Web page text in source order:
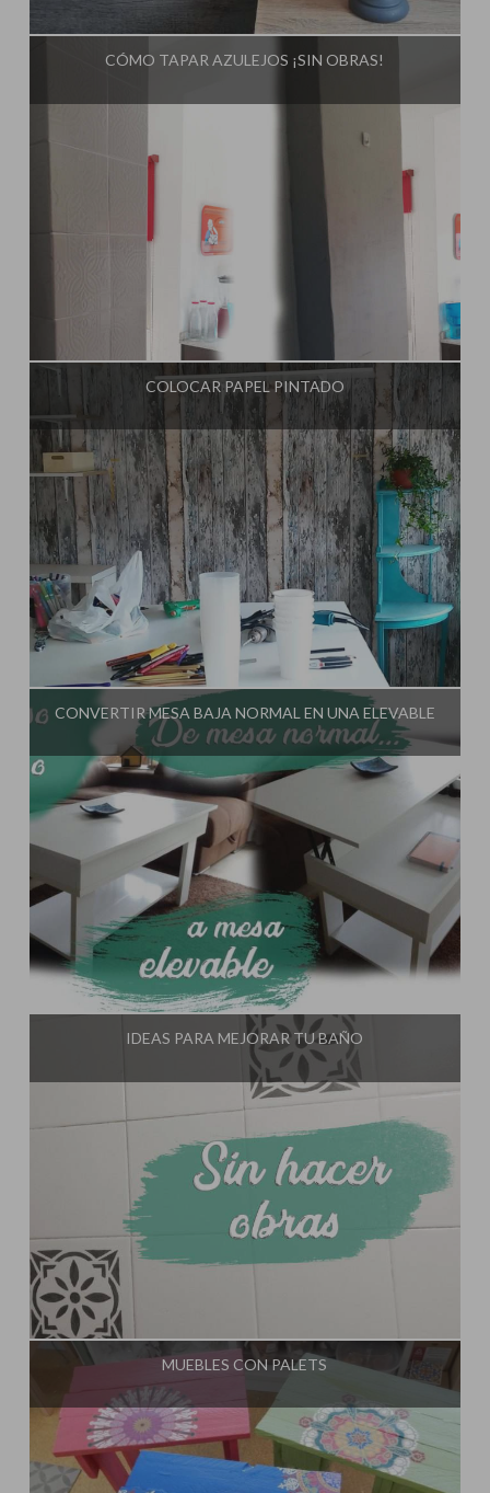
El Taller de Ire
CÓMO TAPAR AZULEJOS ¡SIN OBRAS!
Influencer:
COLOCAR PAPEL PINTADO
Influencer: El Taller de Ire
CONVERTIR MESA BAJA NORMAL EN UNA ELEVABLE
Influencer:El Taller de Ire
IDEAS PARA MEJORAR TU BAÑO
MUEBLES CON PALETS